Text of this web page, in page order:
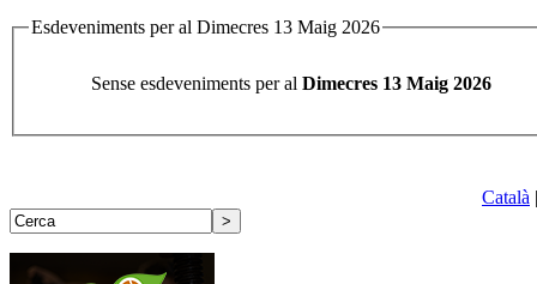
Esdeveniments per al Dimecres 13 Maig 2026
Sense esdeveniments per al Dimecres 13 Maig 2026
Català